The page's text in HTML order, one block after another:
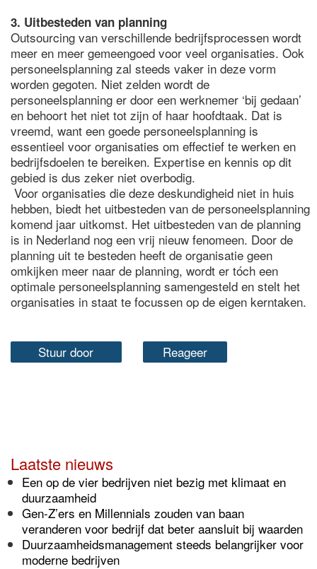
3. Uitbesteden van planning
Outsourcing van verschillende bedrijfsprocessen wordt
meer en meer gemeengoed voor veel organisaties. Ook
personeelsplanning zal steeds vaker in deze vorm
worden gegoten. Niet zelden wordt de
personeelsplanning er door een werknemer ‘bij gedaan’
en behoort het niet tot zijn of haar hoofdtaak. Dat is
vreemd, want een goede personeelsplanning is
essentieel voor organisaties om effectief te werken en
bedrijfsdoelen te bereiken. Expertise en kennis op dit
gebied is dus zeker niet overbodig.
Voor organisaties die deze deskundigheid niet in huis
hebben, biedt het uitbesteden van de personeelsplanning
komend jaar uitkomst. Het uitbesteden van de planning
is in Nederland nog een vrij nieuw fenomeen. Door de
planning uit te besteden heeft de organisatie geen
omkijken meer naar de planning, wordt er tóch een
optimale personeelsplanning samengesteld en stelt het
organisaties in staat te focussen op de eigen kerntaken.
Stuur door Reageer
Laatste nieuws
Een op de vier bedrijven niet bezig met klimaat en
duurzaamheid
Gen-Z’ers en Millennials zouden van baan
veranderen voor bedrijf dat beter aansluit bij waarden
Duurzaamheidsmanagement steeds belangrijker voor
moderne bedrijven